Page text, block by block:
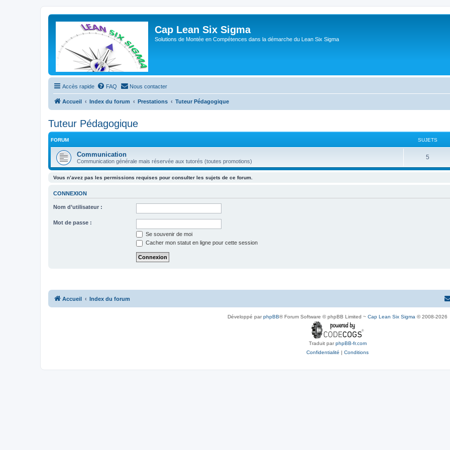
Cap Lean Six Sigma
Solutions de Montée en Compétences dans la démarche du Lean Six Sigma
Accès rapide FAQ Nous contacter
Accueil Index du forum Prestations Tuteur Pédagogique
Tuteur Pédagogique
FORUM SUJETS
Communication
Communication générale mais réservée aux tutorés (toutes promotions)
5
Vous n’avez pas les permissions requises pour consulter les sujets de ce forum.
CONNEXION
Nom d’utilisateur :
Mot de passe :
Se souvenir de moi
Cacher mon statut en ligne pour cette session
Accueil Index du forum
Développé parphpBB® Forum Software © phpBB Limited ~ Cap Lean Six Sigma © 2008-2026
Traduit parphpBB-fr.com
Confidentialité | Conditions